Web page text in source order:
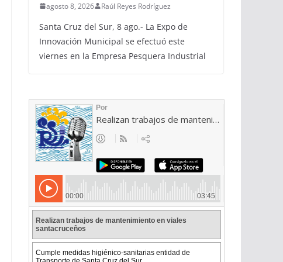
agosto 8, 2026 Raúl Reyes Rodríguez
Santa Cruz del Sur, 8 ago.- La Expo de
Innovación Municipal se efectuó este
viernes en la Empresa Pesquera Industrial